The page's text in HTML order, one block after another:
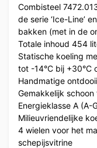
Combisteel
de serie ‘Ice-Line’
bakken (met in de
Totale inhoud 454
Statische koeling
tot -14°C bij +30°C
Handmatige
Gemakkelijk
Energieklasse A (A-
Milieuvriendelijke
4 wielen voor het
schepijsvitrine